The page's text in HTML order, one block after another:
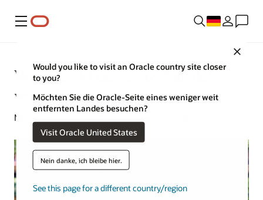
Menü
Would you like to visit an Oracle country site closer
to you?
Möchten Sie die Oracle-Seite eines weniger weit
entfernten Landes besuchen?
Visit Oracle United States
Nein danke, ich bleibe hier.
See this page for a different country/region
Wie GenAI den Einzelhandel
verändert
Michael Hickins | Content Strategist | 16. Mai 2024